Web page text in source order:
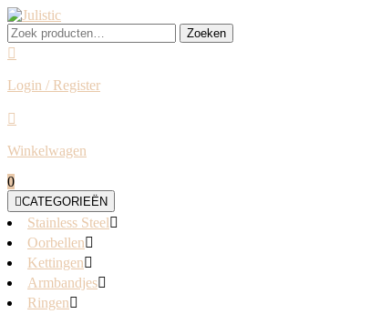
Skip
to
content
Zoeken
naar:
Zoeken
Login / Register
Login
Register
Winkelwagen
shopping
cart
0
CATEGORIEËN
Stainless Steel
Oorbellen
Kettingen
Armbandjes
Ringen